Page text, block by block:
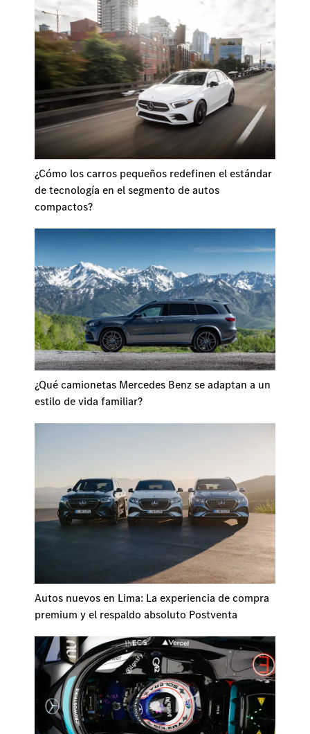
¿Cómo los carros pequeños redefinen el estándar
de tecnología en el segmento de autos
compactos?
¿Qué camionetas Mercedes Benz se adaptan a un
estilo de vida familiar?
Autos nuevos en Lima: La experiencia de compra
premium y el respaldo absoluto Postventa